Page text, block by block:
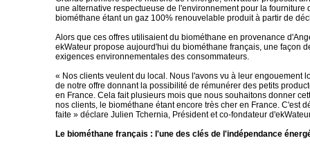
une alternative respectueuse de l'environnement pour la fourniture
biométhane étant un gaz 100% renouvelable produit à partir de
Alors que ces offres utilisaient du biométhane en provenance
ekWateur propose aujourd'hui du biométhane français, une façon
exigences environnementales des consommateurs.
« Nos clients veulent du local. Nous l'avons vu à leur engouement
de notre offre donnant la possibilité de rémunérer des petits
en France. Cela fait plusieurs mois que nous souhaitons donner
nos clients, le biométhane étant encore très cher en France. C'est
faite » déclare Julien Tchernia, Président et co-fondateur
Le biométhane français : l'une des clés de l'indépendance